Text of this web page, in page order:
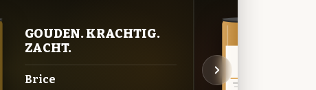
GOUDEN. KRACHTIG.
ZACHT.
Brice